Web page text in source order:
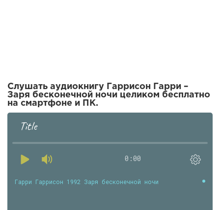
Слушать аудиокнигу Гаррисон Гарри –
Заря бесконечной ночи целиком бесплатно
на смартфоне и ПК.
Title
0:00
Гарри Гаррисон 1992 Заря бесконечной ночи